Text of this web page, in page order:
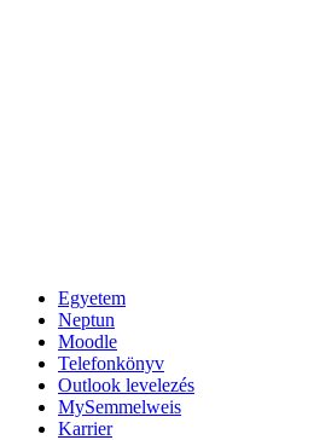
Egyetem
Neptun
Moodle
Telefonkönyv
Outlook levelezés
MySemmelweis
Karrier